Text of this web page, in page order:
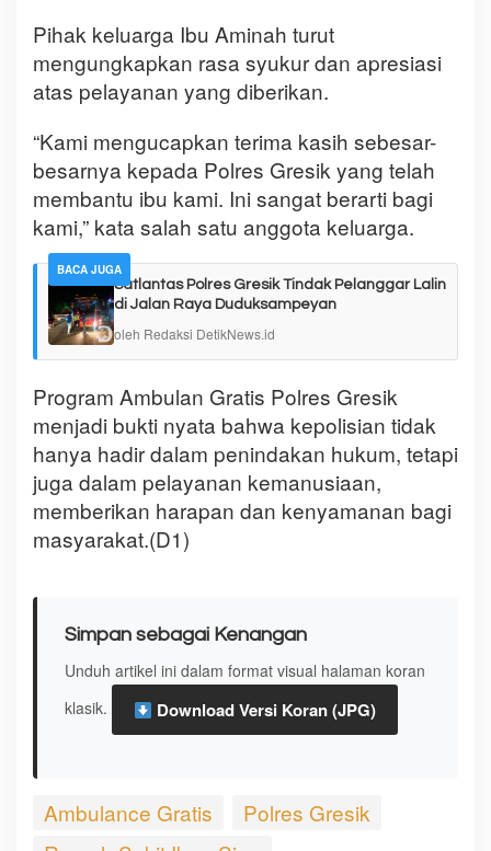
Pihak keluarga Ibu Aminah turut
mengungkapkan rasa syukur dan apresiasi
atas pelayanan yang diberikan.
“Kami mengucapkan terima kasih sebesar-
besarnya kepada Polres Gresik yang telah
membantu ibu kami. Ini sangat berarti bagi
kami,” kata salah satu anggota keluarga.
BACA JUGA
Satlantas Polres Gresik Tindak Pelanggar Lalin
di Jalan Raya Duduksampeyan
oleh Redaksi DetikNews.id
Program Ambulan Gratis Polres Gresik
menjadi bukti nyata bahwa kepolisian tidak
hanya hadir dalam penindakan hukum, tetapi
juga dalam pelayanan kemanusiaan,
memberikan harapan dan kenyamanan bagi
masyarakat.(D1)
Simpan sebagai Kenangan
Unduh artikel ini dalam format visual halaman koran
klasik.
Download Versi Koran (JPG)
Ambulance Gratis
Polres Gresik